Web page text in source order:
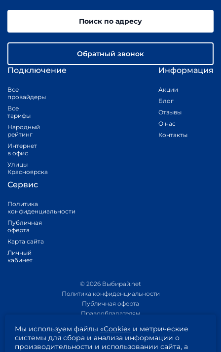
Подключение
Все
провайдеры
Все
тарифы
Народный
рейтинг
Интернет
в офис
Улицы
Красноярска
Информация
Акции
Блог
Отзывы
О нас
Контакты
Сервис
Политика
конфиденциальности
Публичная
оферта
Карта сайта
Личный
кабинет
Поиск по адресу
Обратный звонок
© 2026 Выбирай.net
Политика конфиденциальности
Публичная оферта
Правообладателям
Приложение 1
Приложение 2
Мы используем файлы «Cookie» и метрические
системы для сбора и анализа информации о
производительности и использовании сайта, а